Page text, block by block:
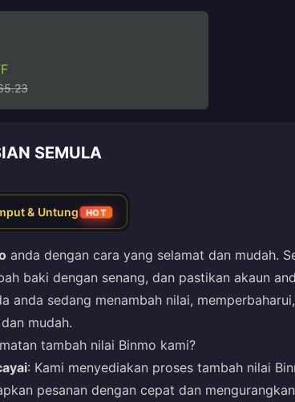
SEMULA
& Untung HOT
anda dengan cara yang selamat dan mudah.
baki dengan senang, dan pastikan akaun
anda sedang menambah nilai,
mudah.
tambah nilai Binmo kami?
: Kami menyediakan proses tambah nilai
pesanan dengan cepat dan